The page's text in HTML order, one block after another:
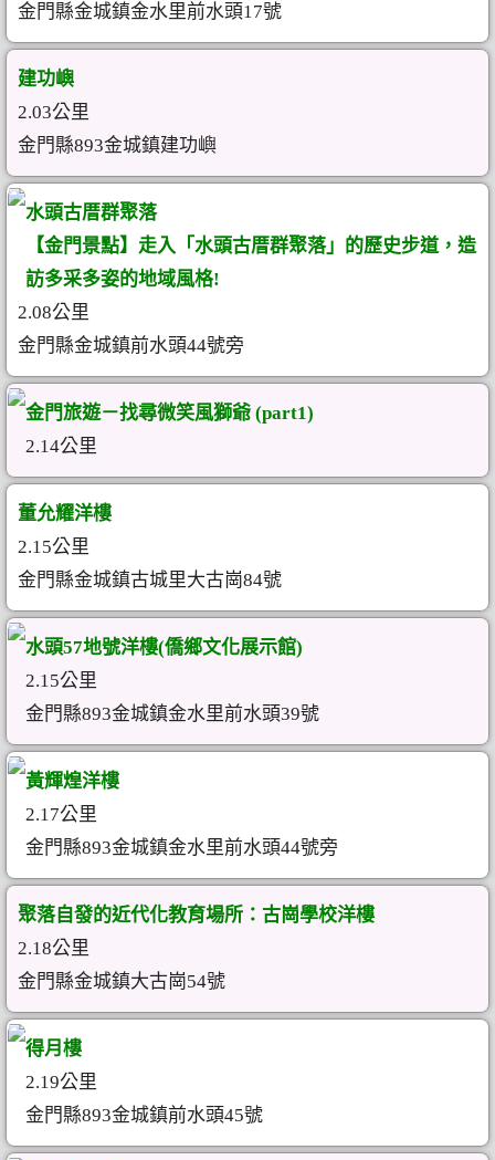
金門縣金城鎮金水里前水頭17號
建功嶼
2.03公里
金門縣893金城鎮建功嶼
水頭古厝群聚落
【金門景點】走入「水頭古厝群聚落」的歷史步道，造
訪多采多姿的地域風格!
2.08公里
金門縣金城鎮前水頭44號旁
金門旅遊－找尋微笑風獅爺 (part1)
2.14公里
董允耀洋樓
2.15公里
金門縣金城鎮古城里大古崗84號
水頭57地號洋樓(僑鄉文化展示館)
2.15公里
金門縣893金城鎮金水里前水頭39號
黃輝煌洋樓
2.17公里
金門縣893金城鎮金水里前水頭44號旁
聚落自發的近代化教育場所：古崗學校洋樓
2.18公里
金門縣金城鎮大古崗54號
得月樓
2.19公里
金門縣893金城鎮前水頭45號